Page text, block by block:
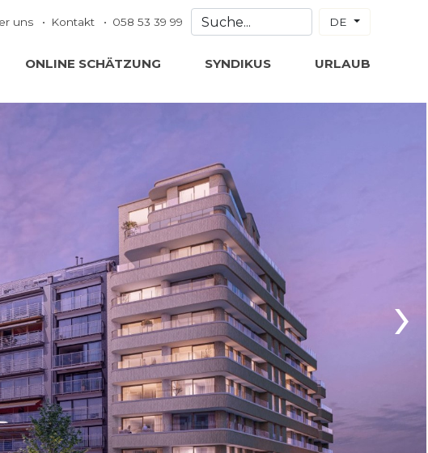
uns Kontakt 058 53 39 99 DE
ONLINE SCHÄTZUNG SYNDIKUS URLAUB
›